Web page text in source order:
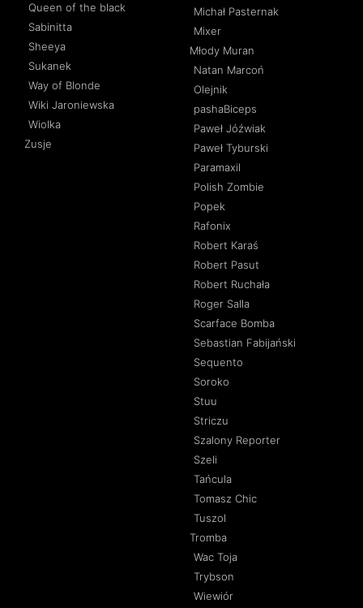
Queen of the black
Sabinitta
Sheeya
Sukanek
Way of Blonde
Wiki Jaroniewska
Wiolka
Zusje
Michał Pasternak
Mixer
Młody Muran
Natan Marcoń
Olejnik
pashaBiceps
Paweł Jóźwiak
Paweł Tyburski
Paramaxil
Polish Zombie
Popek
Rafonix
Robert Karaś
Robert Pasut
Robert Ruchała
Roger Salla
Scarface Bomba
Sebastian Fabijański
Sequento
Soroko
Stuu
Striczu
Szalony Reporter
Szeli
Tańcula
Tomasz Chic
Tuszol
Tromba
Wac Toja
Trybson
Wiewiór